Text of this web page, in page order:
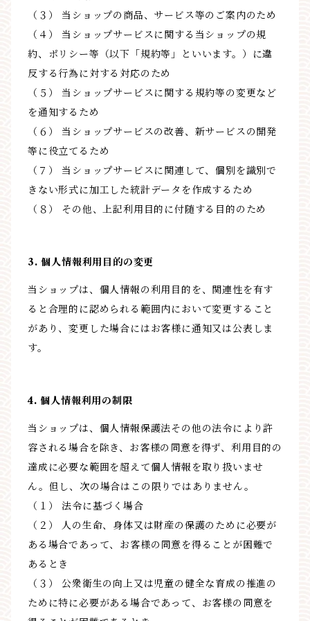
（３） 当ショップの商品、サービス等のご案内のため
（４） 当ショップサービスに関する当ショップの規
約、ポリシー等（以下「規約等」といいます。）に違
反する行為に対する対応のため
（５） 当ショップサービスに関する規約等の変更など
を通知するため
（６） 当ショップサービスの改善、新サービスの開発
等に役立てるため
（７） 当ショップサービスに関連して、個別を識別で
きない形式に加工した統計データを作成するため
（８） その他、上記利用目的に付随する目的のため
3. 個人情報利用目的の変更
当ショップは、個人情報の利用目的を、関連性を有す
ると合理的に認められる範囲内において変更すること
があり、変更した場合にはお客様に通知又は公表しま
す。
4. 個人情報利用の制限
当ショップは、個人情報保護法その他の法令により許
容される場合を除き、お客様の同意を得ず、利用目的の
達成に必要な範囲を超えて個人情報を取り扱いませ
ん。但し、次の場合はこの限りではありません。
（１） 法令に基づく場合
（２） 人の生命、身体又は財産の保護のために必要が
ある場合であって、お客様の同意を得ることが困難で
あるとき
（３） 公衆衛生の向上又は児童の健全な育成の推進の
ために特に必要がある場合であって、お客様の同意を